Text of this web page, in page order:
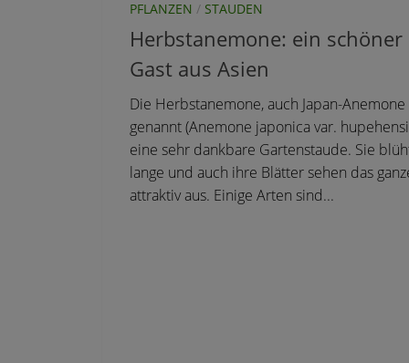
PFLANZEN / STAUDEN
Herbstanemone: ein schöner
Gast aus Asien
Die Herbstanemone, auch Japan-Anemone
genannt (Anemone japonica var.
eine sehr dankbare Gartenstaude. Sie
lange und auch ihre Blätter sehen das
attraktiv aus. Einige Arten sind...